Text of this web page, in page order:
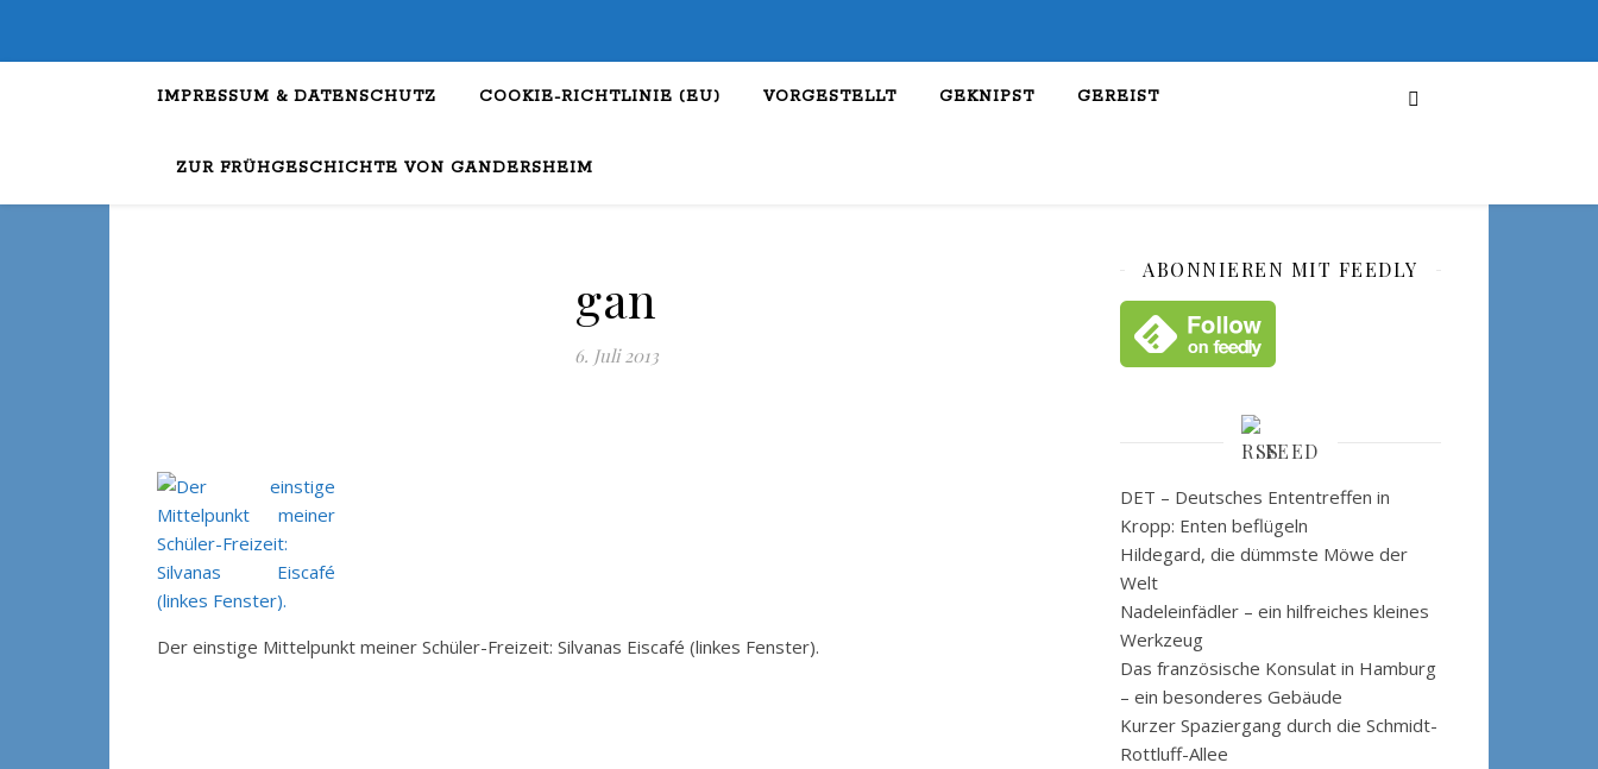
IMPRESSUM & DATENSCHUTZ COOKIE-RICHTLINIE (EU) VORGESTELLT GEKNIPST GEREIST
ZUR FRÜHGESCHICHTE VON GANDERSHEIM
gan
6. Juli 2013
Der einstige Mittelpunkt meiner Schüler-Freizeit: Silvanas Eiscafé (linkes Fenster).
ABONNIEREN MIT FEEDLY
FEED
DET – Deutsches Ententreffen in
Kropp: Enten beflügeln
Hildegard, die dümmste Möwe der
Welt
Nadeleinfädler – ein hilfreiches kleines
Werkzeug
Das französische Konsulat in Hamburg
– ein besonderes Gebäude
Kurzer Spaziergang durch die Schmidt-
Rottluff-Allee